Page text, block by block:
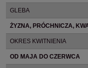
GLEBA
ŻYZNA, PRÓCHNICZA,
OKRES KWITNIENIA
OD MAJA DO CZERWCA